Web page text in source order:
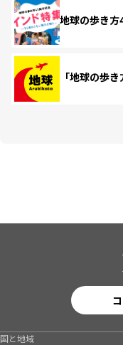
地球の歩き方
「地球の歩
国と地域